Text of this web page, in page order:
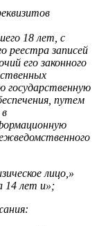
18 лет, с
реестра записей
его законного
государственную
путем
лицо,»
14 лет и»;